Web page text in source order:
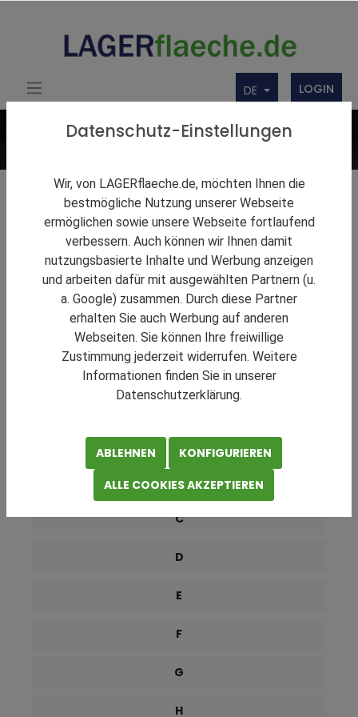
DE LOGIN
Lagerlösungen
Firmenbörse
Über uns
Produkte
RATGEBER NAVIGATION
0-9
A
B
C
D
E
F
G
H
Datenschutz-Einstellungen
Wir, von LAGERflaeche.de, möchten Ihnen die
bestmögliche Nutzung unserer Webseite
ermöglichen sowie unsere Webseite fortlaufend
verbessern. Auch können wir Ihnen damit
nutzungsbasierte Inhalte und Werbung anzeigen
und arbeiten dafür mit ausgewählten Partnern (u.
a. Google) zusammen. Durch diese Partner
erhalten Sie auch Werbung auf anderen
Webseiten. Sie können Ihre freiwillige
Zustimmung jederzeit widerrufen. Weitere
Informationen finden Sie in unserer
Datenschutzerklärung.
ABLEHNEN
KONFIGURIEREN
ALLE COOKIES AKZEPTIEREN